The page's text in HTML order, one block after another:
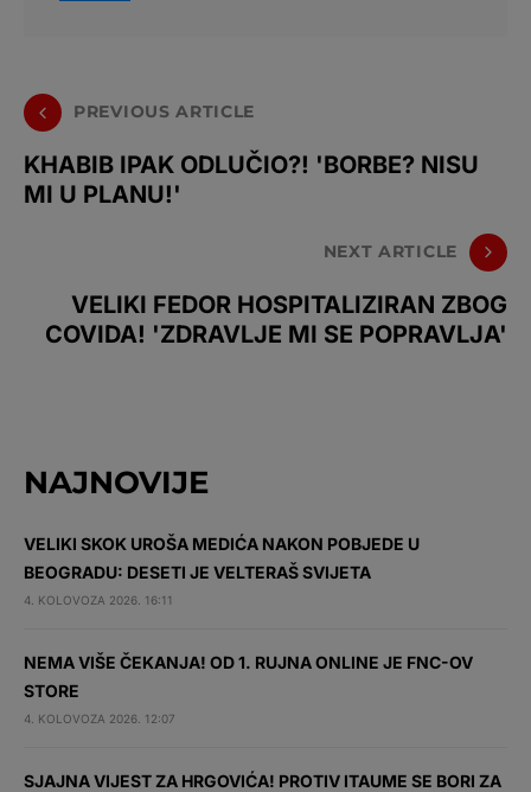
PREVIOUS ARTICLE
KHABIB IPAK ODLUČIO?! 'BORBE? NISU
MI U PLANU!'
NEXT ARTICLE
VELIKI FEDOR HOSPITALIZIRAN ZBOG
COVIDA! 'ZDRAVLJE MI SE POPRAVLJA'
NAJNOVIJE
VELIKI SKOK UROŠA MEDIĆA NAKON POBJEDE U
BEOGRADU: DESETI JE VELTERAŠ SVIJETA
4. KOLOVOZA 2026. 16:11
NEMA VIŠE ČEKANJA! OD 1. RUJNA ONLINE JE FNC-OV
STORE
4. KOLOVOZA 2026. 12:07
SJAJNA VIJEST ZA HRGOVIĆA! PROTIV ITAUME SE BORI ZA